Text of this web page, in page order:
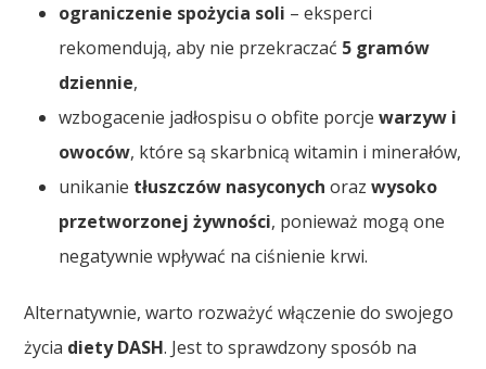
ograniczenie spożycia soli – eksperci
rekomendują, aby nie przekraczać 5 gramów
dziennie,
wzbogacenie jadłospisu o obfite porcjewarzyw i
owoców, które są skarbnicą witamin i minerałów,
unikanie tłuszczów nasyconych orazwysoko
przetworzonej żywności, ponieważ mogą one
negatywnie wpływać na ciśnienie krwi.
Alternatywnie, warto rozważyć włączenie do swojego
życia diety DASH. Jest to sprawdzony sposób na